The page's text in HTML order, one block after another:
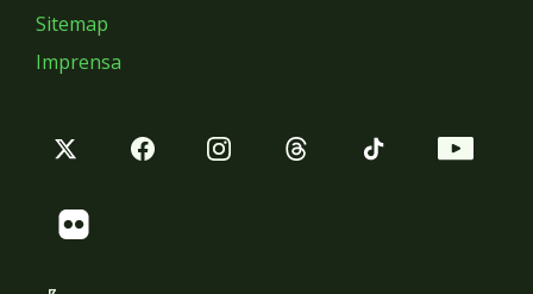
Sitemap
Imprensa